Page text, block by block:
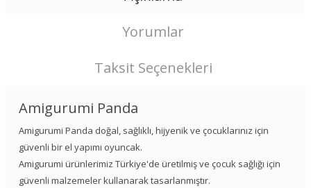
Yorumlar
Taksit Seçenekleri
Amigurumi Panda
Amigurumi Panda doğal, sağlıklı, hijyenik ve çocuklarınız için
güvenli bir el yapımı oyuncak.
Amigurumi ürünlerimiz Türkiye'de üretilmiş ve çocuk sağlığı için
güvenli malzemeler kullanarak tasarlanmıştır.